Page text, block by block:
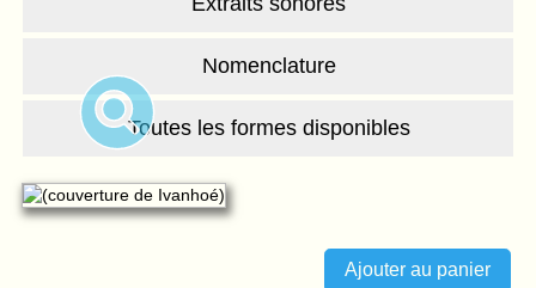
Nomenclature
Toutes les formes disponibles